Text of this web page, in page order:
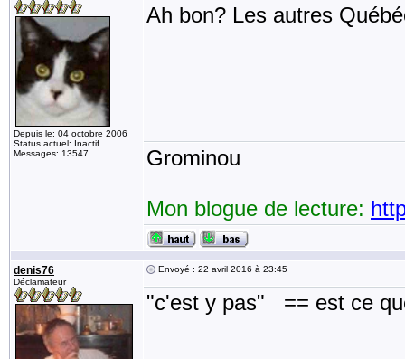
Depuis le: 04 octobre 2006
Status actuel: Inactif
Messages: 13547
Ah bon? Les autres
Grominou
Mon blogue de lecture:
denis76
Déclamateur
Envoyé : 22 avril 2016 à 23:45
"c'est y pas" == est ce